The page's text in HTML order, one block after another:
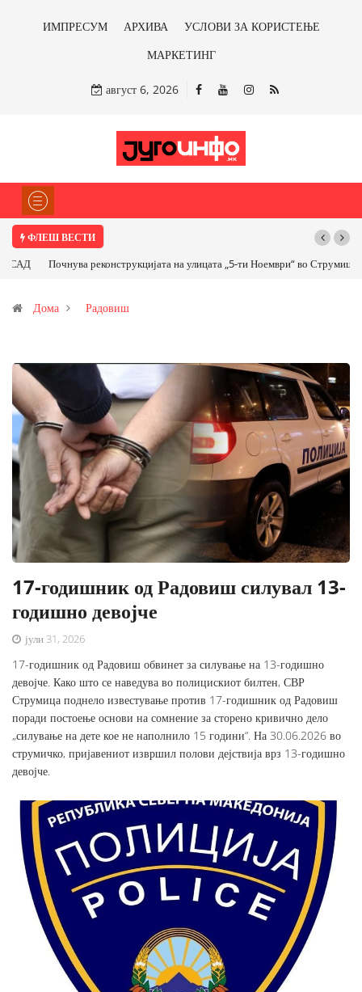
ИМПРЕСУМ АРХИВА
УСЛОВИ ЗА КОРИСТЕЊЕ
МАРКЕТИНГ
август 6, 2026
ФЛЕШ ВЕСТИ
Почнува реконструкцијата на улицата „5-ти Ноември“ во Струмица
Дома Радовиш
17-годишник од Радовиш силувал 13-
годишно девојче
јули 31, 2026
17-годишник од Радовиш обвинет за силување на 13-годишно
девојче. Како што се наведува во полицискиот билтен, СВР
Струмица поднело известување против 17-годишник од Радовиш
поради постоење основи на сомнение за сторено кривично дело
„силување на дете кое не наполнило 15 години“. На 30.06.2026 во
струмичко, пријавениот извршил полови дејствија врз 13-годишно
девојче.